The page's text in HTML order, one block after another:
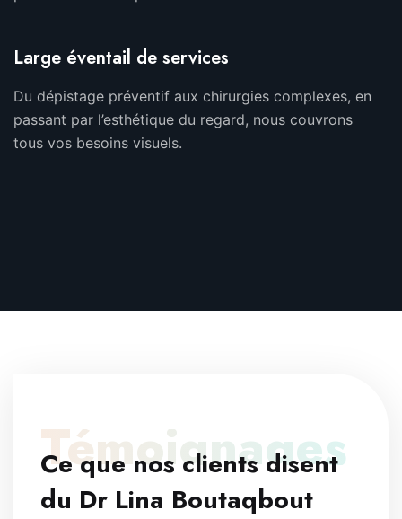
Large éventail de services
Du dépistage préventif aux chirurgies complexes, en
passant par l’esthétique du regard, nous couvrons
tous vos besoins visuels.
Témoignages
Ce que nos clients disent
du Dr Lina Boutaqbout